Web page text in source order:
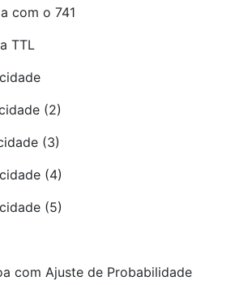
com o 741
TTL
(2)
(3)
(4)
(5)
com Ajuste de Probabilidade